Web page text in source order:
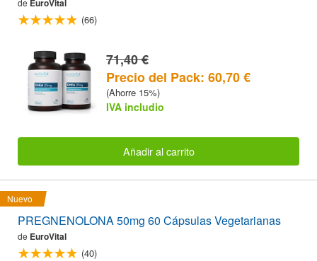
de EuroVital
(66)
71,40 €
Precio del Pack: 60,70 €
(Ahorre 15%)
IVA includio
Añadir al carrito
Nuevo
PREGNENOLONA 50mg 60 Cápsulas Vegetarianas
de EuroVital
(40)